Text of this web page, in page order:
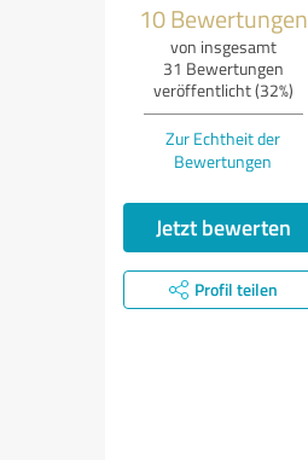
10 Bewertungen
von insgesamt
31 Bewertungen
veröffentlicht (32%)
Zur Echtheit der
Bewertungen
Jetzt bewerten
Profil teilen